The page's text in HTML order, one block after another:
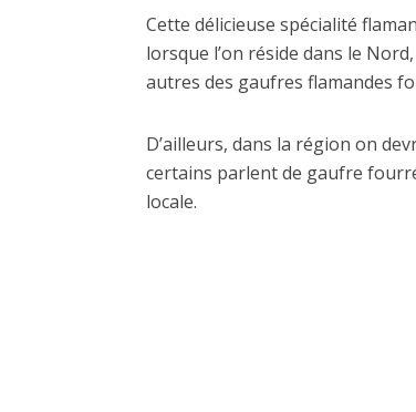
Cette délicieuse spécialité
lorsque l’on réside dans le
autres des gaufres flamandes
D’ailleurs, dans la région on
certains parlent de gaufre
locale.